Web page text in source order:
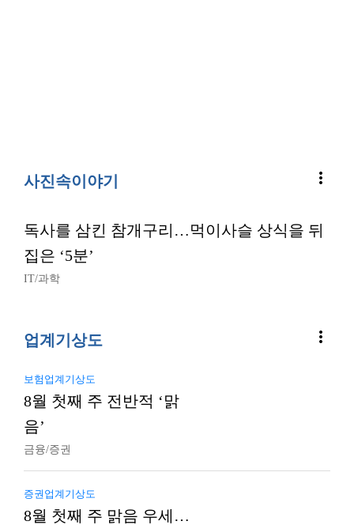
사진속이야기 more_vert
독사를 삼킨 참개구리…먹이사슬 상식을 뒤
집은 ‘5분’
IT/과학
업계기상도 more_vert
보험업계기상도
8월 첫째 주 전반적 ‘맑
음’
금융/증권
증권업계기상도
8월 첫째 주 맑음 우세…